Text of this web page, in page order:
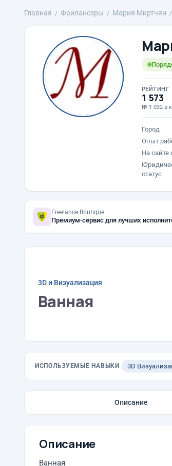
Главная Фрилансеры Mария Мкртчян
РЕЙТИНГ
1 573
№ 1 032 в
Город
Опыт
На сайте
статус
Freelance.Boutique
Премиум-сервис для лучших
3D и Визуализация
Ванная
ИСПОЛЬЗУЕМЫЕ НАВЫКИ 3D
Описание
Описание
Ванная